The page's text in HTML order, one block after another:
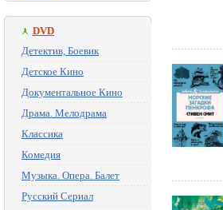
DVD
Детектив, Боевик
Детское Кино
Документальное Кино
Драма. Мелодрама
Классика
Комедия
Музыка. Опера. Балет
Русский Сериал